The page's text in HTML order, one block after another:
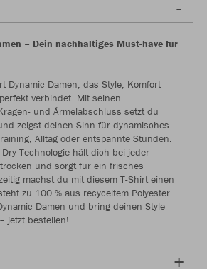
– Dein nachhaltiges Must-have für
Dynamic Damen, das Style, Komfort
verbindet. Mit seinen
und Ärmelabschluss setzt du
zeigst deinen Sinn für dynamisches
Alltag oder entspannte Stunden.
Technologie hält dich bei jeder
und sorgt für ein frisches
machst du mit diesem T-Shirt einen
zu 100 % aus recyceltem Polyester.
Damen und bring deinen Style
jetzt bestellen!